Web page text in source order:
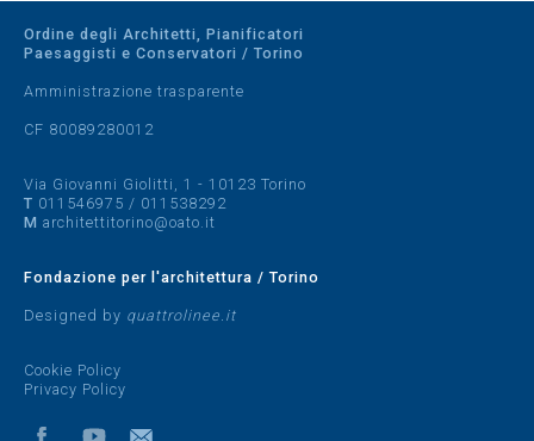
Ordine degli Architetti, Pianificatori
Paesaggisti e Conservatori / Torino
Amministrazione trasparente
CF 80089280012
Via Giovanni Giolitti, 1 - 10123 Torino
T 011546975 / 011538292
M architettitorino@oato.it
Fondazione per l'architettura / Torino
Designed by quattrolinee.it
Cookie Policy
Privacy Policy